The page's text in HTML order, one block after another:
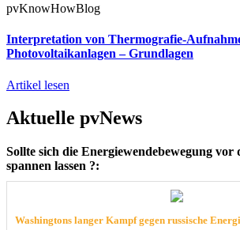
pvKnowHowBlog
Interpretation von Thermografie-
Photovoltaikanlagen – Grundlagen
Artikel lesen
Aktuelle pvNews
Sollte sich die Energiewendebewegung vor
spannen lassen ?:
Washingtons langer Kampf gegen russische